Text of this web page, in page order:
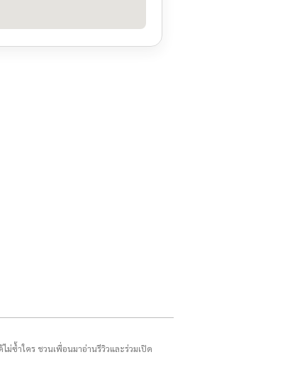
ม่ซ้ำใคร ชวนเพื่อนมาอ่านรีวิวและร่วมเปิด